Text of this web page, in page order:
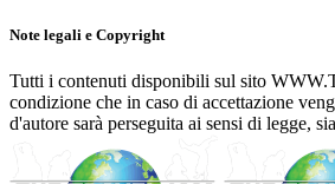
Note legali e Copyright
Tutti i contenuti disponibili sul sito
condizione che in caso di accettazione
d'autore sarà perseguita ai sensi di legge,